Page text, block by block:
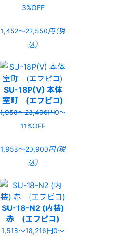
3%OFF
1,452〜22,550円（税
込）
SU-18P(V) 本体
室町 (エフピコ)
1,958〜23,496円0〜
11%OFF
1,958〜20,900円（税
込）
SU-18-N2 (内装)
赤 (エフピコ)
1,518〜18,216円0〜